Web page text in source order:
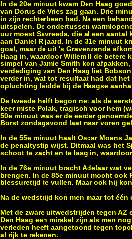
In de 20e minuut kwam Den Haag
van Dorus de Vries zag gaan. Drie
in zijn rechterbeen had. Na een
uitspelen. De ondertussen
uur moest Savreeda, die al een
aan Daniel Rijaard. In de 31e minuut
goal, maar de uit 's Gravenzande
Haag in, waardoor Willem II de
simpel van Jamie Smith kon
verdediging van Den Haag liet
verder in, wat tot resultaat had dat
opluchting leidde bij de Haagse
De tweede helft begon net als de
keer miste Polak, tragisch voor hem
50e minuut was er de eerder
Borst zondagavond laat naar voren
In de 55e minuut haalt Oscar Moens
de penaltystip wijst. Ditmaal was het
schoot te zacht en te laag in,
In de 76e minuut bracht Adelaar wat
brengen. In de 85e minuut mocht ook
blessuretijd te vullen. Maar ook hij
Na de wedstrijd kon men maar tot
Met de zware uitwedstrijden tegen
Den Haag een mirakel zijn als men
verleden heeft aangetoond tegen
al rijk te rekenen.